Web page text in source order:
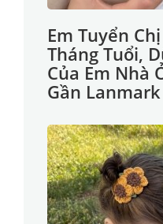
Em Tuyển
Tháng Tuổi,
Của Em Nhà
Gần Lanmark